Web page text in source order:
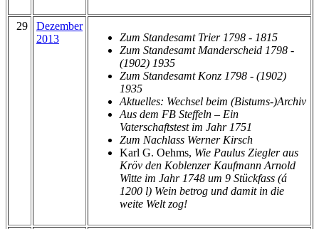
29
Dezember
2013
Zum Standesamt Trier 1798 - 1815
Zum Standesamt Manderscheid 1798 -
(1902) 1935
Zum Standesamt Konz 1798 - (1902)
1935
Aktuelles: Wechsel beim (Bistums-)Archiv
Aus dem FB Steffeln – Ein
Vaterschaftstest im Jahr 1751
Zum Nachlass Werner Kirsch
Karl G. Oehms, Wie Paulus Ziegler aus
Kröv den Koblenzer Kaufmann Arnold
Witte im Jahr 1748 um 9 Stückfass (á
1200 l) Wein betrog und damit in die
weite Welt zog!